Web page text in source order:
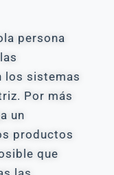
persona
los sistemas
Por más
un
productos
que